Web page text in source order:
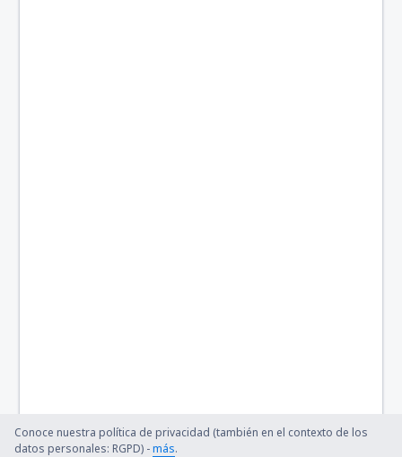
Conoce nuestra política de privacidad (también en el contexto de los
datos personales: RGPD) -más.